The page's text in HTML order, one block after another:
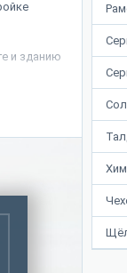
и зданию
В ней